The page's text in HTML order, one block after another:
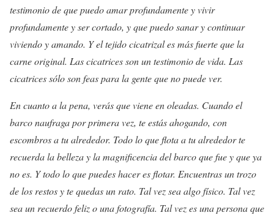
testimonio de que puedo amar profundamente y vivir
profundamente y ser cortado, y que puedo sanar y continuar
viviendo y amando. Y el tejido cicatrizal es más fuerte que la
carne original. Las cicatrices son un testimonio de vida. Las
cicatrices sólo son feas para la gente que no puede ver.
En cuanto a la pena, verás que viene en oleadas. Cuando el
barco naufraga por primera vez, te estás ahogando, con
escombros a tu alrededor. Todo lo que flota a tu alrededor te
recuerda la belleza y la magnificencia del barco que fue y que ya
no es. Y todo lo que puedes hacer es flotar. Encuentras un trozo
de los restos y te quedas un rato. Tal vez sea algo físico. Tal vez
sea un recuerdo feliz o una fotografía. Tal vez es una persona que